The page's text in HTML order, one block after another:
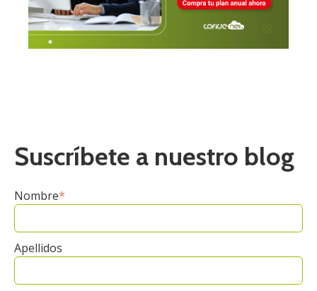
Suscríbete a nuestro blog
Nombre*
Apellidos